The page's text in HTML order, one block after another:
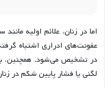
اما در زنان، علائم اولیه
عفونت‌های ادراری اشتباه
در تشخیص می‌شود. همچنین،
لگنی یا فشار پایین شکم در